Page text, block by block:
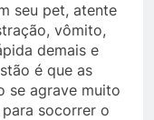
seu pet, atente
vômito,
demais e
é que as
se agrave muito
socorrer o